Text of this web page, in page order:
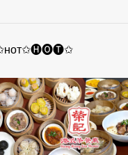
9月
8月
7月